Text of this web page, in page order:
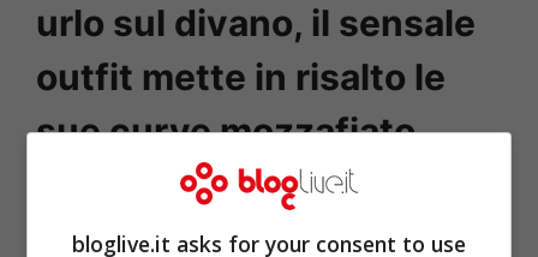
urlo sul divano, il sensale
outfit mette in risalto le
sue curve mozzafiato
bloglive.it asks for your consent to use